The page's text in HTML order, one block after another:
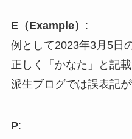
E（Example） :
例として2023年3月5日
正しく「かなた」と記載
派生ブログでは誤表記が
P: